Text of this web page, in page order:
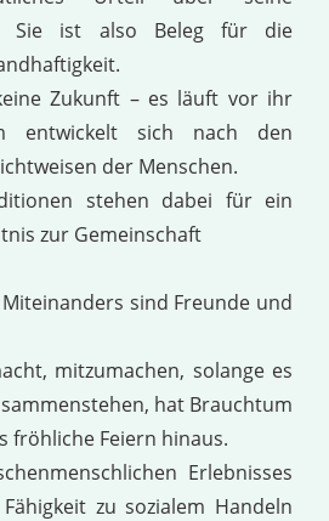
Sie ist also Beleg für die
Zukunft – es läuft vor ihr
entwickelt sich nach den
der Menschen.
stehen dabei für ein
zur Gemeinschaft
sind Freunde und
mitzumachen, solange es
hat Brauchtum
fröhliche Feiern hinaus.
Erlebnisses
zu sozialem Handeln